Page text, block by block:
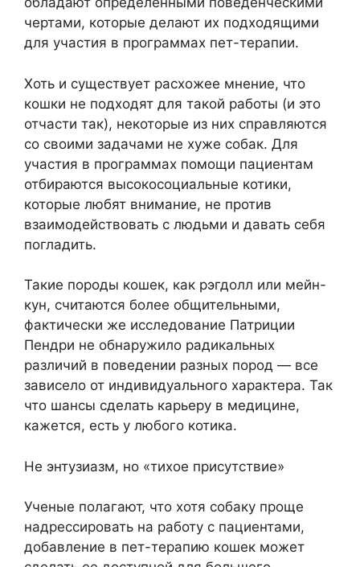
чертами, которые делают их подходящими
для участия в программах пет-терапии.
Хоть и существует расхожее мнение, что
кошки не подходят для такой работы (и это
отчасти так), некоторые из них справляются
со своими задачами не хуже собак. Для
участия в программах помощи пациентам
отбираются высокосоциальные котики,
которые любят внимание, не против
взаимодействовать с людьми и давать себя
погладить.
Такие породы кошек, как рэгдолл или мейн-
кун, считаются более общительными,
фактически же исследование Патриции
Пендри не обнаружило радикальных
различий в поведении разных пород — все
зависело от индивидуального характера. Так
что шансы сделать карьеру в медицине,
кажется, есть у любого котика.
Не энтузиазм, но «тихое присутствие»
Ученые полагают, что хотя собаку проще
надрессировать на работу с пациентами,
добавление в пет-терапию кошек может